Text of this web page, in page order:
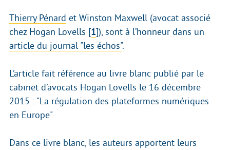
Thierry Pénard et Winston Maxwell (avocat associé
chez Hogan Lovells [1]), sont à l’honneur dans un
article du journal "les échos".
L’article fait référence au livre blanc publié par le
cabinet d’avocats Hogan Lovells le 16 décembre
2015 : "La régulation des plateformes numériques
en Europe"
Dans ce livre blanc, les auteurs apportent leurs